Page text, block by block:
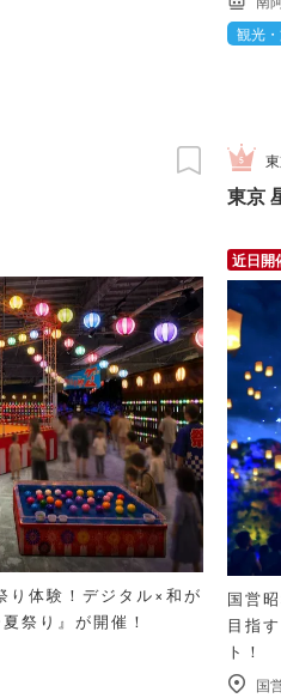
観光
り体験！デジタル×和が
祭り』が開催！
東京
国営
目指
ト！
国